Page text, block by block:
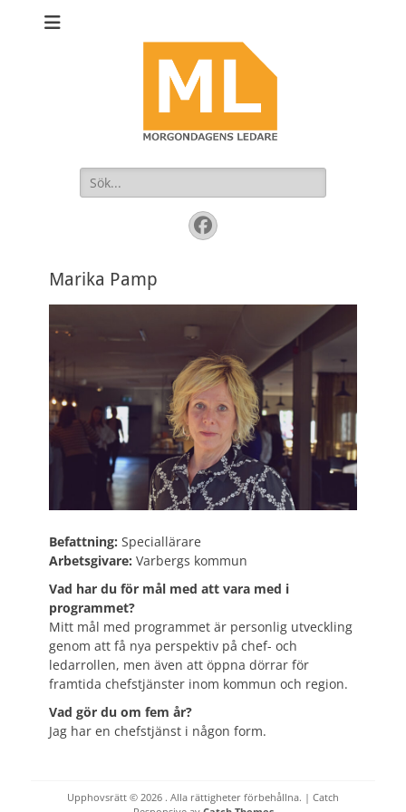
Sök
efter:
Facebook
Marika Pamp
Befattning: Speciallärare
Arbetsgivare: Varbergs kommun
Vad har du för mål med att vara med i
programmet?
Mitt mål med programmet är personlig utveckling
genom att få nya perspektiv på chef- och
ledarrollen, men även att öppna dörrar för
framtida chefstjänster inom kommun och region.
Vad gör du om fem år?
Jag har en chefstjänst i någon form.
Upphovsrätt © 2026 . Alla rättigheter förbehållna. | Catch